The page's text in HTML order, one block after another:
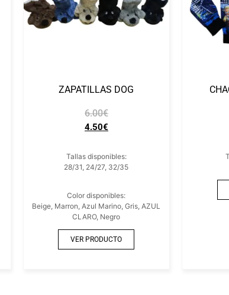
ZAPATILLAS DOG
6.00€
4.50€
Tallas disponibles:
28/31, 24/27, 32/35
Color disponibles:
Beige, Marron, Azul Marino, Gris, AZUL
CLARO, Negro
VER PRODUCTO